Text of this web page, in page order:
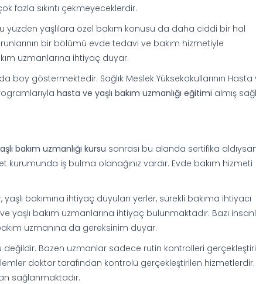
fazla sıkıntı çekmeyeceklerdir.
yüzden yaşlılara özel bakım konusu da daha ciddi bir hal
bir bölümü evde tedavi ve bakım hizmetiyle
uzmanlarına ihtiyaç duyar.
göstermektedir. Sağlık Meslek Yüksekokullarının Hasta
hasta ve yaşlı bakım uzmanlığı eğitimi almış
bakım uzmanlığı kursu sonrası bu alanda sertifika
kurumunda iş bulma olanağınız vardır. Evde bakım hizmeti
bakımına ihtiyaç duyulan yerler, sürekli bakıma ihtiyacı
yaşlı bakım uzmanlarına ihtiyaç bulunmaktadır. Bazı
uzmanına da gereksinim duyar.
değildir. Bazen uzmanlar sadece rutin kontrolleri
doktor tarafından kontrolü gerçekleştirilen hizmetlerdir.
sağlanmaktadır.